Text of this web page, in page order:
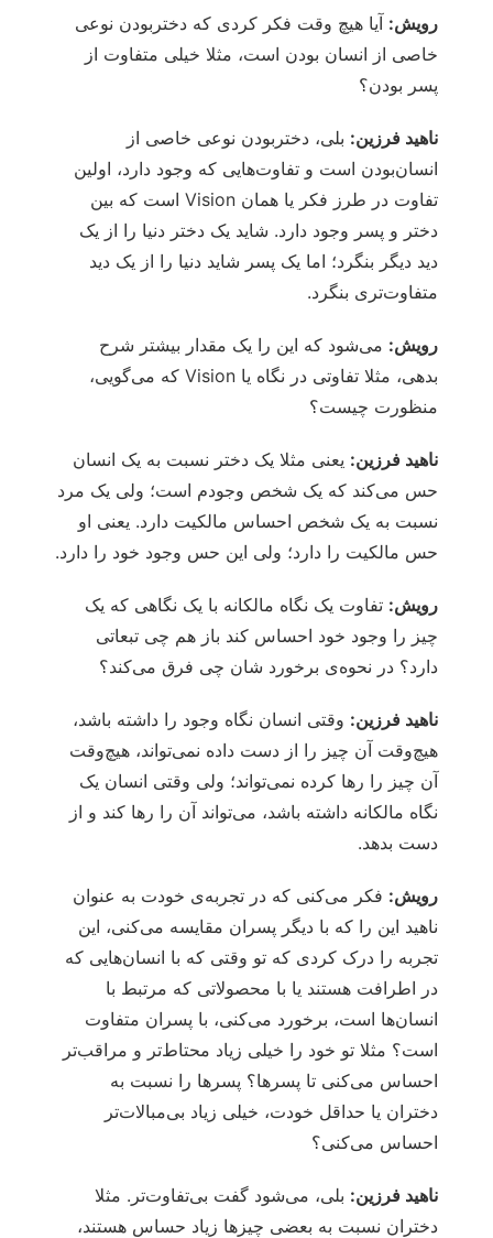
رویش: آیا هیچ وقت فکر کردی که دختربودن نوعی
خاصی از انسان بودن است، مثلا خیلی متفاوت از
پسر بودن؟
ناهید فرزین: بلی، دختربودن نوعی خاصی از
انسان‌بودن است و تفاوت‌هایی که وجود دارد، اولین
تفاوت در طرز فکر یا همان Vision است که بین
دختر و پسر وجود دارد. شاید یک دختر دنیا را از یک
دید دیگر بنگرد؛ اما یک پسر شاید دنیا را از یک دید
متفاوت‌تری بنگرد.
رویش: می‌شود که این را یک مقدار بیشتر شرح
بدهی، مثلا تفاوتی در نگاه یا Vision که می‌گویی،
منظورت چیست؟
ناهید فرزین: یعنی مثلا یک دختر نسبت به یک انسان
حس می‌کند که یک شخص وجودم است؛ ولی یک مرد
نسبت به یک شخص احساس مالکیت دارد. یعنی او
حس مالکیت را دارد؛ ولی این حس وجود خود را دارد.
رویش: تفاوت یک نگاه مالکانه با یک نگاهی که یک
چیز را وجود خود احساس کند باز هم چی تبعاتی
دارد؟ در نحوه‌ی برخورد شان چی فرق می‌کند؟
ناهید فرزین: وقتی انسان نگاه وجود را داشته باشد،
هیچ‌وقت آن چیز را از دست داده نمی‌تواند، هیچ‌وقت
آن چیز را رها کرده نمی‌تواند؛ ولی وقتی انسان یک
نگاه مالکانه داشته باشد، می‌تواند آن را رها کند و از
دست بدهد.
رویش: فکر می‌کنی که در تجربه‌ی خودت به عنوان
ناهید این را که با دیگر پسران مقایسه می‌کنی، این
تجربه را درک کردی که تو وقتی که با انسان‌هایی که
در اطرافت هستند یا با محصولاتی که مرتبط با
انسان‌ها است، برخورد می‌کنی، با پسران متفاوت
است؟ مثلا تو خود را خیلی زیاد محتاط‌تر و مراقب‌تر
احساس می‌کنی تا پسرها؟ پسرها را نسبت به
دختران یا حداقل خودت، خیلی زیاد بی‌مبالات‌تر
احساس می‌کنی؟
ناهید فرزین: بلی، می‌شود گفت بی‌تفاوت‌تر. مثلا
دختران نسبت به بعضی چیزها زیاد حساس هستند،